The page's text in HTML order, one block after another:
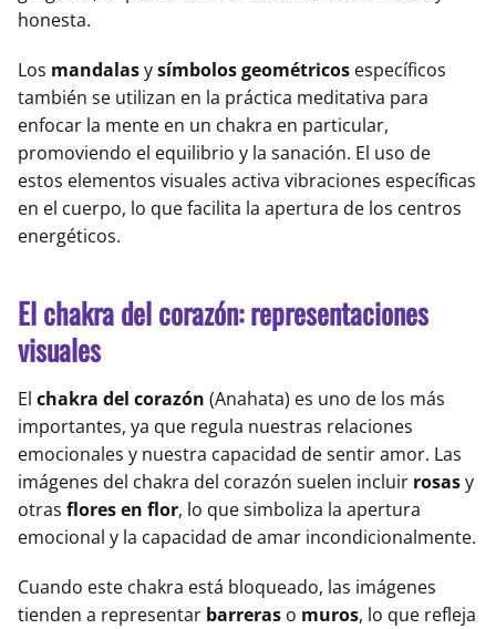
honesta.
Los mandalasysímbolos geométricos específicos
también se utilizan en la práctica meditativa para
enfocar la mente en un chakra en particular,
promoviendo el equilibrio y la sanación. El uso de
estos elementos visuales activa vibraciones específicas
en el cuerpo, lo que facilita la apertura de los centros
energéticos.
El chakra del corazón: representaciones
visuales
El chakra del corazón (Anahata) es uno de los más
importantes, ya que regula nuestras relaciones
emocionales y nuestra capacidad de sentir amor. Las
imágenes del chakra del corazón suelen incluir rosasy
otras flores en flor, lo que simboliza la apertura
emocional y la capacidad de amar incondicionalmente.
Cuando este chakra está bloqueado, las imágenes
tienden a representar barreras o muros, lo que refleja